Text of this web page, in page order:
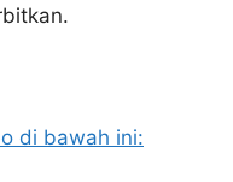
di bawah ini: